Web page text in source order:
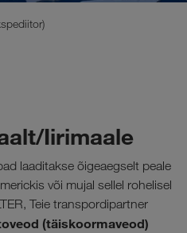
Iirimaale
laaditakse õigeaegselt peale
või mujal sellel rohelisel
Teie transpordipartner
(täiskoormaveod)